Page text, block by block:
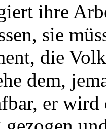
ihre
sie
die
dem,
er